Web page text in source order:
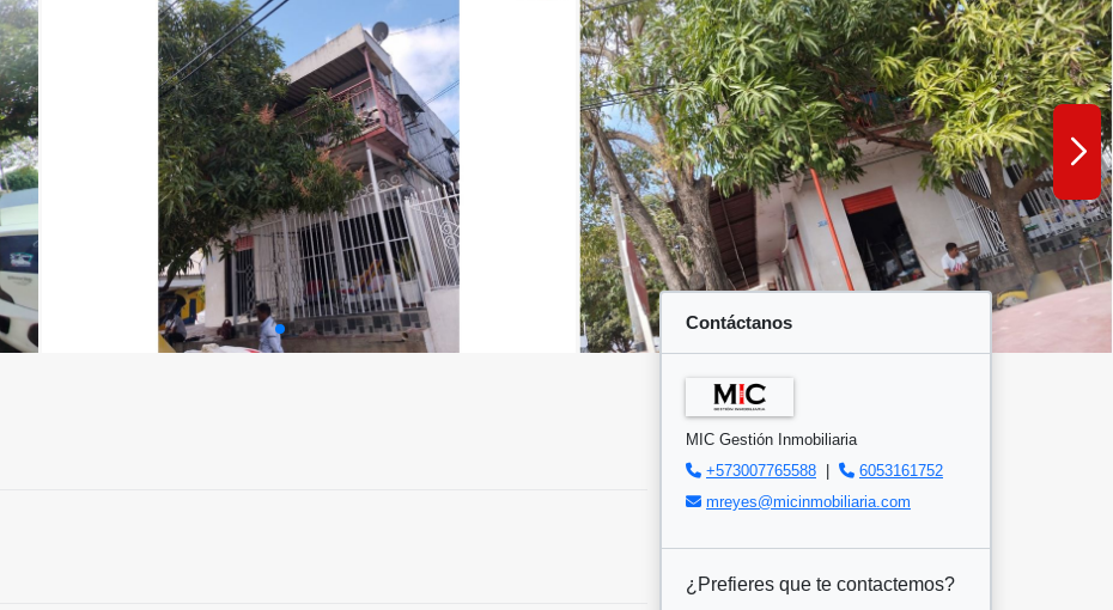
Contáctanos
MIC Gestión Inmobiliaria
+573007765588
6053161752
mreyes@micinmobiliaria.com
¿Prefieres que te contactemos?